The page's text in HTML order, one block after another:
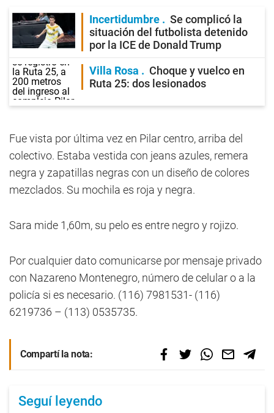
Incertidumbre
Se complicó la
situación del futbolista detenido
por la ICE de Donald Trump
Villa Rosa
Choque y vuelco en
Ruta 25: dos lesionados
Fue vista por última vez en Pilar centro, arriba del
colectivo. Estaba vestida con jeans azules, remera
negra y zapatillas negras con un diseño de colores
mezclados. Su mochila es roja y negra.
Sara mide 1,60m, su pelo es entre negro y rojizo.
Por cualquier dato comunicarse por mensaje privado
con Nazareno Montenegro, número de celular o a la
policía si es necesario. (116) 7981531- (116)
6219736 – (113) 0535735.
Compartí la nota:
Seguí leyendo